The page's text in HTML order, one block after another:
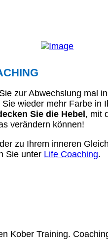
zur Abwechslung mal
Sie wieder mehr Farbe in
Sie die Hebel, mit
verändern können!
zu Ihrem inneren
Sie unter Life Coaching.
Kober Training.